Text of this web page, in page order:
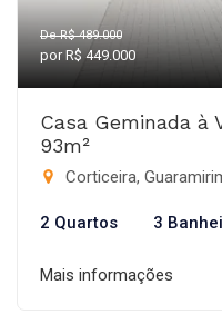
De R$ 489.000
por R$ 449.000
Casa Geminada à
93m²
Corticeira,
2 Quartos 3
Mais informações